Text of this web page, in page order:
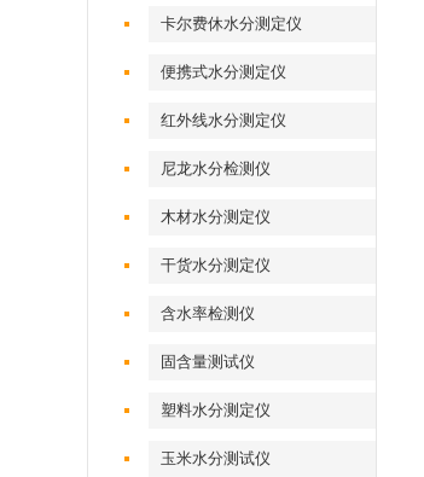
卡尔费休水分测定仪
便携式水分测定仪
红外线水分测定仪
尼龙水分检测仪
木材水分测定仪
干货水分测定仪
含水率检测仪
固含量测试仪
塑料水分测定仪
玉米水分测试仪